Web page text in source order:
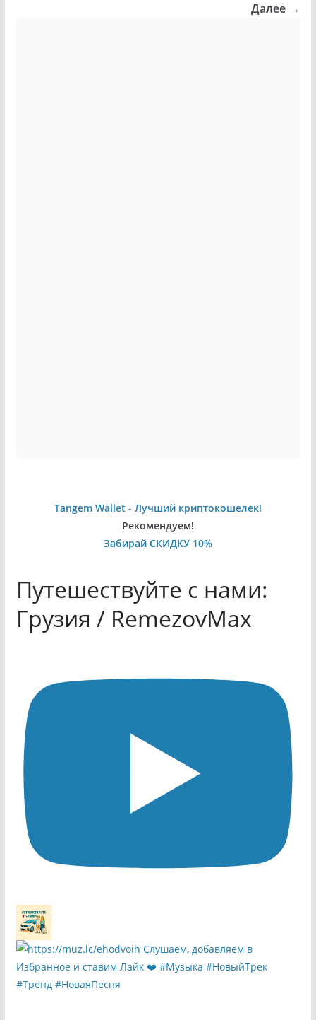
Далее →
Tangem Wallet - Лучший криптокошелек!
Рекомендуем!
Забирай СКИДКУ 10%
Путешествуйте с нами:
Грузия / RemezovMax